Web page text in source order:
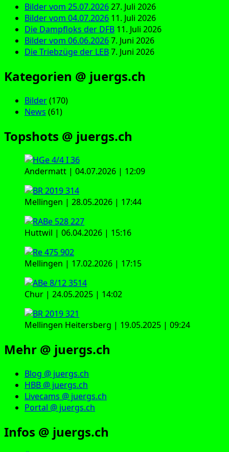
Bilder vom 25.07.202627. Juli 2026
Bilder vom 04.07.2026 11. Juli 2026
Die Dampfloks der DFB 11. Juli 2026
Bilder vom 06.06.20267. Juni 2026
Die Triebzüge der LEB7. Juni 2026
Kategorien @ juergs.ch
Bilder(170)
News (61)
Topshots @ juergs.ch
Andermatt | 04.07.2026 | 12:09
Mellingen | 28.05.2026 | 17:44
Huttwil | 06.04.2026 | 15:16
Mellingen | 17.02.2026 | 17:15
Chur | 24.05.2025 | 14:02
Mellingen Heitersberg | 19.05.2025 | 09:24
Mehr @ juergs.ch
Blog @ juergs.ch
HBB @ juergs.ch
Livecams @ juergs.ch
Portal @ juergs.ch
Infos @ juergs.ch